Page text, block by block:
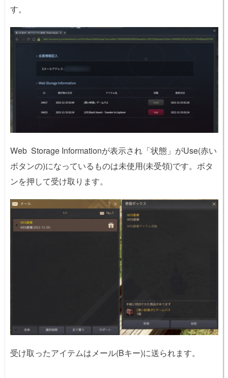
す。
Web Storage Informationが表示され「状態」がUse(赤い
ボタンの)になっているものは未使用(未受領)です。ボタ
ンを押して受け取ります。
受け取ったアイテムはメール(Bキー)に送られます。